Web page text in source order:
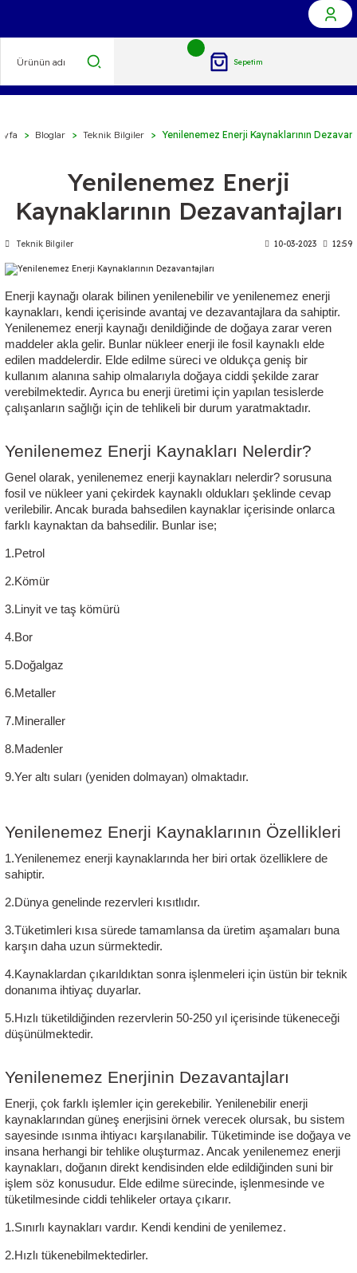
Sepetim
Bloglar Teknik Bilgiler Yenilenemez Enerji Kaynaklarının
Yenilenemez Enerji
Kaynaklarının Dezavantajları
Teknik Bilgiler 10-03-2023 12:59
Enerji kaynağı olarak bilinen yenilenebilir ve yenilenemez enerji
kaynakları, kendi içerisinde avantaj ve dezavantajlara da sahiptir.
Yenilenemez enerji kaynağı denildiğinde de doğaya zarar veren
maddeler akla gelir. Bunlar nükleer enerji ile fosil kaynaklı elde
edilen maddelerdir. Elde edilme süreci ve oldukça geniş bir
kullanım alanına sahip olmalarıyla doğaya ciddi şekilde zarar
verebilmektedir. Ayrıca bu enerji üretimi için yapılan tesislerde
çalışanların sağlığı için de tehlikeli bir durum yaratmaktadır.
Yenilenemez Enerji Kaynakları Nelerdir?
Genel olarak, yenilenemez enerji kaynakları nelerdir? sorusuna
fosil ve nükleer yani çekirdek kaynaklı oldukları şeklinde cevap
verilebilir. Ancak burada bahsedilen kaynaklar içerisinde onlarca
farklı kaynaktan da bahsedilir. Bunlar ise;
1.Petrol
2.Kömür
3.Linyit ve taş kömürü
4.Bor
5.Doğalgaz
6.Metaller
7.Mineraller
8.Madenler
9.Yer altı suları (yeniden dolmayan) olmaktadır.
Yenilenemez Enerji Kaynaklarının Özellikleri
1.Yenilenemez enerji kaynaklarında her biri ortak özelliklere de
sahiptir.
2.Dünya genelinde rezervleri kısıtlıdır.
3.Tüketimleri kısa sürede tamamlansa da üretim aşamaları buna
karşın daha uzun sürmektedir.
4.Kaynaklardan çıkarıldıktan sonra işlenmeleri için üstün bir teknik
donanıma ihtiyaç duyarlar.
5.Hızlı tüketildiğinden rezervlerin 50-250 yıl içerisinde tükeneceği
düşünülmektedir.
Yenilenemez Enerjinin Dezavantajları
Enerji, çok farklı işlemler için gerekebilir. Yenilenebilir enerji
kaynaklarından güneş enerjisini örnek verecek olursak, bu sistem
sayesinde ısınma ihtiyacı karşılanabilir. Tüketiminde ise doğaya ve
insana herhangi bir tehlike oluşturmaz. Ancak yenilenemez enerji
kaynakları, doğanın direkt kendisinden elde edildiğinden suni bir
işlem söz konusudur. Elde edilme sürecinde, işlenmesinde ve
tüketilmesinde ciddi tehlikeler ortaya çıkarır.
1.Sınırlı kaynakları vardır. Kendi kendini de yenilemez.
2.Hızlı tükenebilmektedirler.